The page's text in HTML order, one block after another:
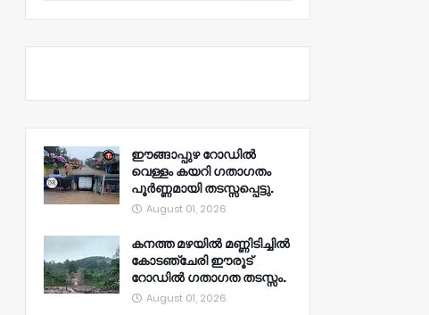
ഈങ്ങാപ്പുഴ റോഡിൽ
വെള്ളം കയറി ഗതാഗതം
പൂർണ്ണമായി തടസ്സപ്പെട്ടു.
August 01, 2026
കനത്ത മഴയിൽ മണ്ണിടിച്ചിൽ
കോടഞ്ചേരി ഈരൂട്
റോഡിൽ ഗതാഗത തടസ്സം.
August 01, 2026